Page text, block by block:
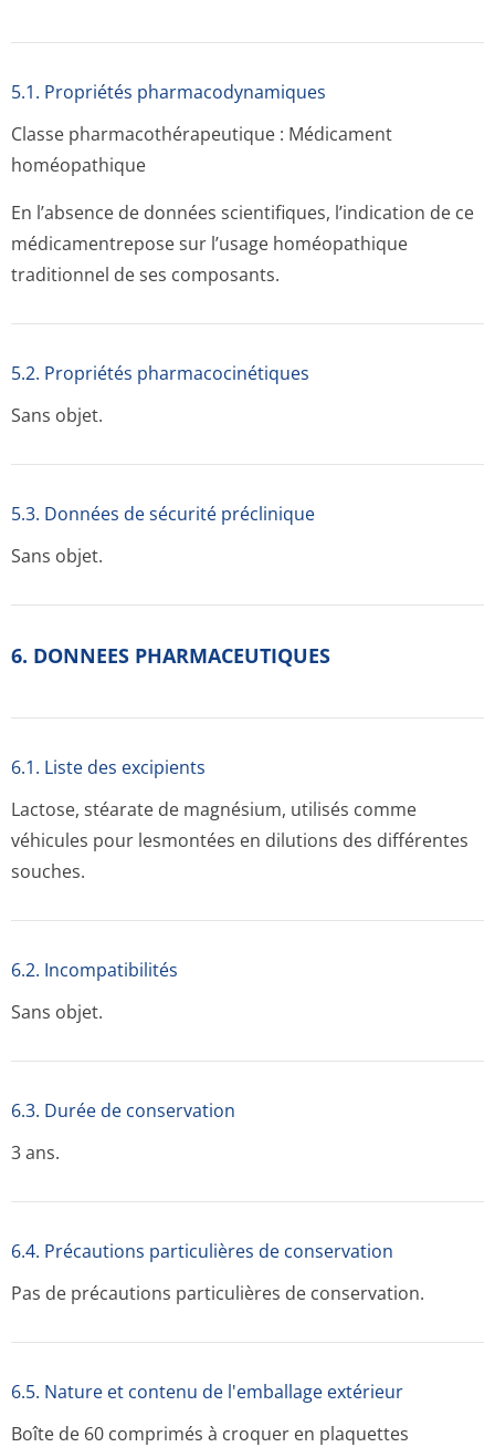
5.1. Propriétés pharmacodynami­ques
Classe pharmacothéra­peutique : Médicament
homéopathique
En l’absence de données scientifiques, l’indication de ce
médicamentrepose sur l’usage homéopathique
traditionnel de ses composants.
5.2. Propriétés pharmacocinéti­ques
Sans objet.
5.3. Données de sécurité préclinique
Sans objet.
6. DONNEES PHARMACEUTIQUES
6.1. Liste des excipients
Lactose, stéarate de magnésium, utilisés comme
véhicules pour lesmontées en dilutions des différentes
souches.
6.2. Incompati­bilités
Sans objet.
6.3. Durée de conservation
3 ans.
6.4. Précautions particulières de conservation
Pas de précautions particulières de conservation.
6.5. Nature et contenu de l'emballage extérieur
Boîte de 60 comprimés à croquer en plaquettes